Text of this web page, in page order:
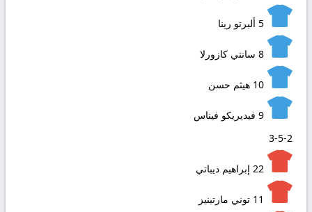
5 ألبرتو رينا
8 سانتي كازورلا
10 هيثم حسن
9 فيديريكو فيناس
3-5-2
22 إبراهيم ديباتي
11 توني مارتينيز